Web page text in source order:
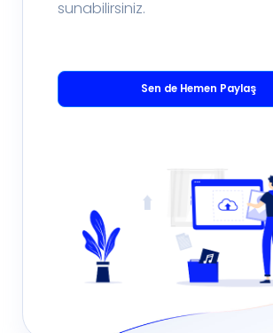
sunabilirsiniz.
Sen de Hemen Paylaş